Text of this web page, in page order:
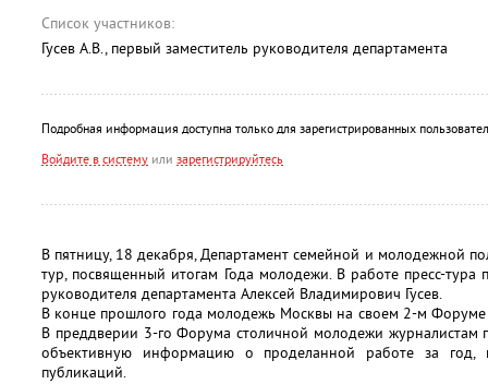
Список участников:
Гусев А.В., первый заместитель руководителя департамента
Подробная информация доступна только для зарегистрированных
Войдите в систему или зарегистрируйтесь
В пятницу, 18 декабря, Департамент семейной и молодежной
тур, посвященный итогам Года молодежи. В работе пресс-тура
руководителя департамента Алексей Владимирович Гусев.
В конце прошлого года молодежь Москвы на своем 2-м
В преддверии 3-го Форума столичной молодежи журналистам
объективную информацию о проделанной работе за год,
публикаций.